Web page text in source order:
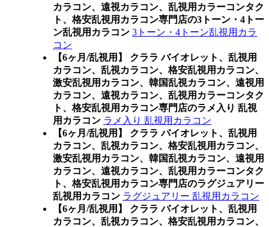
カラコン、遠視カラコン、乱視用カラーコンタク
ト、格安乱視用カラコン専門店の3トーン・4トー
ン乱視用カラコン 3トーン・4トーン乱視用カラ
コン
【6ヶ月/乱視用】 クララ バイオレット、乱視用
カラコン、乱視カラコン、格安乱視用カラコン、
激安乱視用カラコン、韓国乱視カラコン、遠視用
カラコン、遠視カラコン、乱視用カラーコンタク
ト、格安乱視用カラコン専門店のラメ入り 乱視
用カラコン ラメ入り 乱視用カラコン
【6ヶ月/乱視用】 クララ バイオレット、乱視用
カラコン、乱視カラコン、格安乱視用カラコン、
激安乱視用カラコン、韓国乱視カラコン、遠視用
カラコン、遠視カラコン、乱視用カラーコンタク
ト、格安乱視用カラコン専門店のラグジュアリー
乱視用カラコン ラグジュアリー 乱視用カラコン
【6ヶ月/乱視用】 クララ バイオレット、乱視用
カラコン、乱視カラコン、格安乱視用カラコン、